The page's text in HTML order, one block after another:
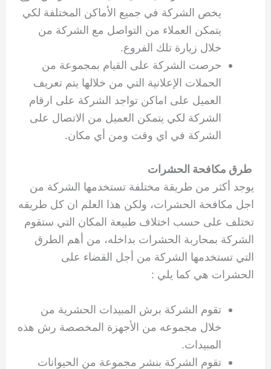
يخص الشركة في جميع الأماكن المختلفة لكي
يتمكن العملاء من التواصل مع الشركة من
خلال زيارة تلك الفروع.
حرصت الشركة على القيام بمجموعة من
الحملات الإعلانية التي من خلالها يتم تعريف
العميل على اماكن تواجد الشركة على ارقام
الشركة لكي يتمكن العميل من الاتصال على
الشركة في اي وقت ومن أي مكان.
طرق مكافحة الحشرات
يوجد أكثر من طريقة مختلفة تستخدمها الشركة من
اجل مكافحة الحشرات، ولكن هذا العلم ان كل طريقه
تختلف على حسب اختلاف طبيعة المكان التي ستقوم
الشركة بمحاربة الحشرات بداخله، من أهم الطرق
التي تستخدمها الشركة من أجل القضاء على
الحشرات هي كما يلي :
تقوم الشركة برش المبيدات الحشرية من
خلال مجموعه من الأجهزة المخصصة رش هذه
المبيدات.
تقوم الشركة بنشر مجموعة من الحيوانات